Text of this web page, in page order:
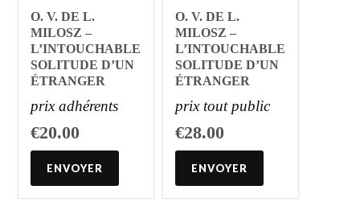
O. V. DE L.
MILOSZ –
L’INTOUCHABLE
SOLITUDE D’UN
ÉTRANGER
prix adhérents
€20.00
O. V. DE L.
MILOSZ –
L’INTOUCHABLE
SOLITUDE D’UN
ÉTRANGER
prix tout public
€28.00